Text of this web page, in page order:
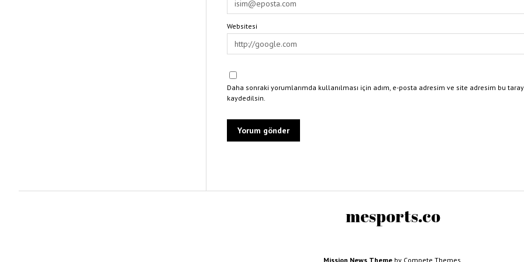
Websitesi
Daha sonraki yorumlarımda kullanılması için adım, e-posta adresim ve site adresim bu
kaydedilsin.
mesports.co
Mission News Theme by Compete Themes.